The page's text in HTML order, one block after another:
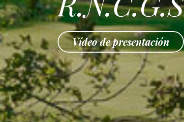
Vídeo de presentación